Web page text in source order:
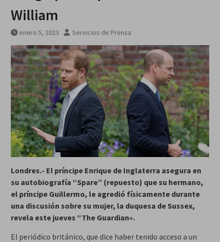
William
enero 5, 2023 Servicios de Prensa
Londres.- El príncipe Enrique de Inglaterra asegura en
su autobiografía “Spare” (repuesto) que su hermano,
el príncipe Guillermo, le agredió físicamente durante
una discusión sobre su mujer, la duquesa de Sussex,
revela este jueves “The Guardian».
El periódico británico, que dice haber tenido acceso a un